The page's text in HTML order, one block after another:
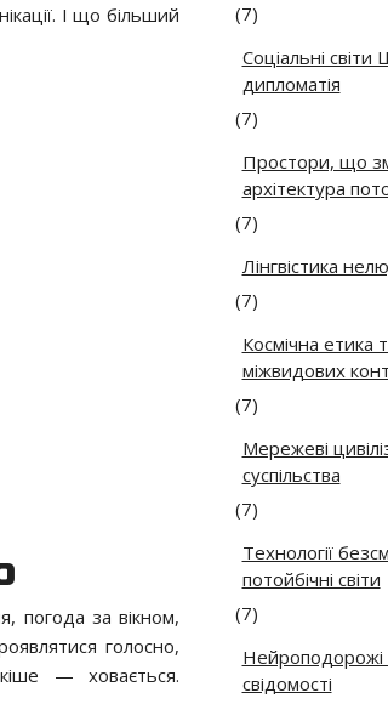
І що більший
погода за вікном,
голосно,
— ховається.
(7)
Соціальні
дипломатія
(7)
Простори, що
архітектура
(7)
Лінгвістика
(7)
Космічна етика
міжвидових
(7)
Мережеві
суспільства
(7)
Технології
потойбічні світи
(7)
Нейроподорожі
свідомості